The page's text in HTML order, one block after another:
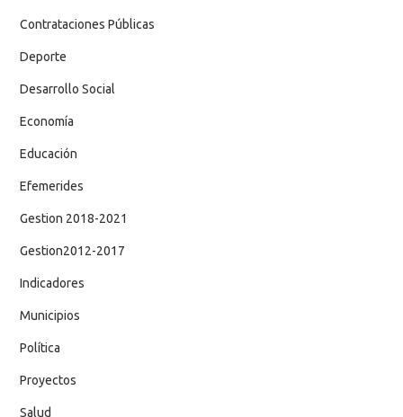
Contrataciones Públicas
Deporte
Desarrollo Social
Economía
Educación
Efemerides
Gestion 2018-2021
Gestion2012-2017
Indicadores
Municipios
Política
Proyectos
Salud